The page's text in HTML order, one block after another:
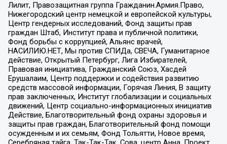
Лилит, Правозащитная группа Гражданин.Армия.Право,
Нижегородский центр немецкой и европейской культуры,
Центр гендерных исследований, Фонд защиты прав
граждан Штаб, Институт права и публичной политики,
Фонд борьбы с коррупцией, Альянс врачей,
НАСИЛИЮ.НЕТ, Мы против СПИДа, СВЕЧА, Гуманитарное
действие, Открытый Петербург, Лига Избирателей,
Правовая инициатива, Гражданский Союз, Хасдей
Ерушалаим, Центр поддержки и содействия развитию
средств массовой информации, Горячая Линия, В защиту
прав заключенных, Институт глобализации и социальных
движений, Центр социально-информационных инициатив
Действие, Благотворительный фонд охраны здоровья и
защиты прав граждан, Благотворительный фонд помощи
осужденным и их семьям, Фонд Тольятти, Новое время,